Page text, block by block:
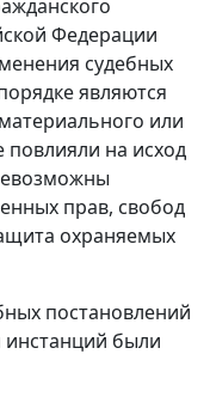
Федерации
судебных
являются
или
повлияли на исход
прав, свобод
охраняемых
постановлений
были